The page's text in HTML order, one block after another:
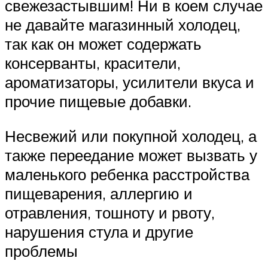
свежезастывшим! Ни в коем случае
не давайте магазинный холодец,
так как он может содержать
консерванты, красители,
ароматизаторы, усилители вкуса и
прочие пищевые добавки.
Несвежий или покупной холодец, а
также переедание может вызвать у
маленького ребенка расстройства
пищеварения, аллергию и
отравления, тошноту и рвоту,
нарушения стула и другие
проблемы